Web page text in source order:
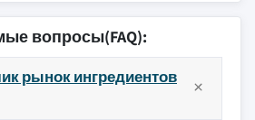
вопросы(FAQ):
рынок ингредиентов